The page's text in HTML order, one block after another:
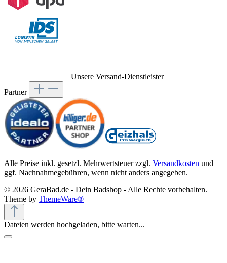
Unsere Versand-Dienstleister
Partner
Alle Preise inkl. gesetzl. Mehrwertsteuer zzgl. Versandkosten und
ggf. Nachnahmegebühren, wenn nicht anders angegeben.
© 2026 GeraBad.de - Dein Badshop - Alle Rechte vorbehalten.
Theme by ThemeWare®
Dateien werden hochgeladen, bitte warten...